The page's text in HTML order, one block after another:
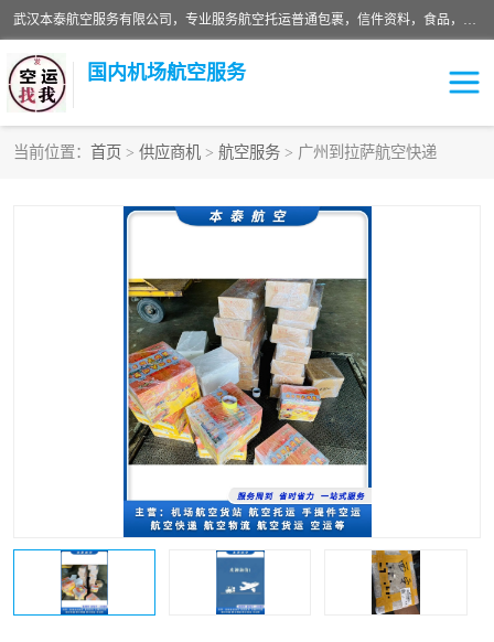
武汉本泰航空服务有限公司，专业服务航空托运普通包裹，信件资料，食品，服装，快消品等运输的专线空运，完善的网络服务确保为客户提供准确、*、安全的“门对门”服务，本着“诚信为本、精诚合作”的服务宗旨.“以安全运输为保障，以运价合理要求市场”的经营理念。武汉机场货运、武汉航空物流、武汉空运、武汉天河国际机场东方、南方、国际航空、机场空运业务覆盖国内二三线机场城市，如：武汉-敦煌、武汉-柳州等
国内机场航空服务
当前位置： 首页 > 供应商机 > 航空服务 > 广州到拉萨航空快递